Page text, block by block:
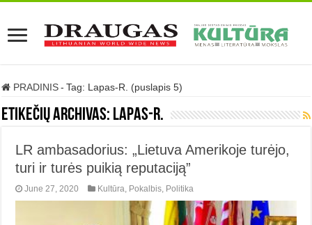
PRADINIS - Tag: Lapas-R. (puslapis 5)
Etikečių archivas: Lapas-R.
LR ambasadorius: „Lietuva Amerikoje turėjo,
turi ir turės puikią reputaciją”
June 27, 2020 Kultūra, Pokalbis, Politika